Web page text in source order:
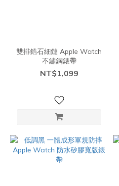
雙排鋯石細鏈 Apple Watch
不鏽鋼錶帶
NT$1,099